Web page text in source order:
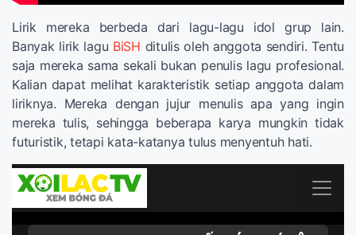
Lirik mereka berbeda dari lagu-lagu idol grup lain.
Banyak lirik lagu BiSH ditulis oleh anggota sendiri. Tentu
saja mereka sama sekali bukan penulis lagu profesional.
Kalian dapat melihat karakteristik setiap anggota dalam
liriknya. Mereka dengan jujur ​​menulis apa yang ingin
mereka tulis, sehingga beberapa karya mungkin tidak
futuristik, tetapi kata-katanya tulus menyentuh hati.